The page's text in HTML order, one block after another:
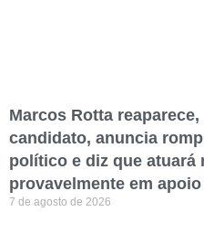
Marcos Rotta
candidato, anuncia
político e diz que atuará
provavelmente em
7 de agosto de 2026